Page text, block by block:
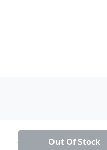
Out Of Stock